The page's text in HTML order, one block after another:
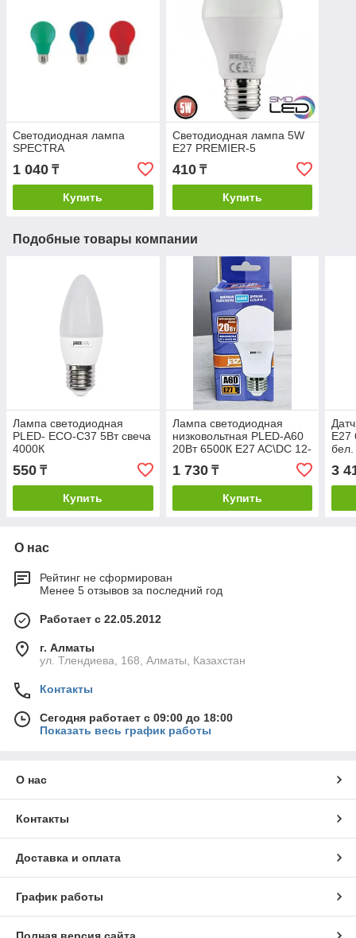
Cветодиодная лампа
SPECTRA
1 040 ₸
Купить
Светодиодная лампа 5W
E27 PREMIER-5
410₸
Купить
Подобные товары компании
Лампа светодиодная
PLED- ECO-C37 5Вт свеча
4000К
550 ₸
Купить
Лампа светодиодная
низковольтная PLED-A60
20Вт 6500К E27 AC\DC 12-
1 730₸
Купить
E27
3
О нас
Рейтинг не сформирован
Менее 5 отзывов за последний год
Работает с 22.05.2012
г. Алматы
ул. Тлендиева, 168, Алматы, Казахстан
Контакты
Сегодня работает с 09:00 до 18:00
Показать весь график работы
О нас
Контакты
Доставка и оплата
График работы